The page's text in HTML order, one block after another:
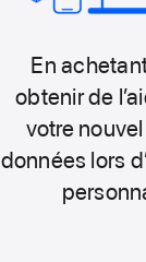
En
obtenir de
votre
données lors